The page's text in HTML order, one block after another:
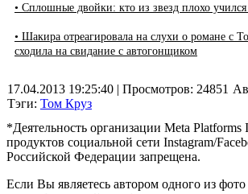
• Сплошные двойки: кто из звезд плохо
• Шакира отреагировала на слухи о романе с
сходила на свидание с автогонщиком
17.04.2013 19:25:40 | Просмотров: 24851
Тэги: Том Круз
*Деятельность организации Meta Platforms
продуктов социальной сети Instagram/
Российской Федерации запрещена.
Если Вы являетесь автором одного из